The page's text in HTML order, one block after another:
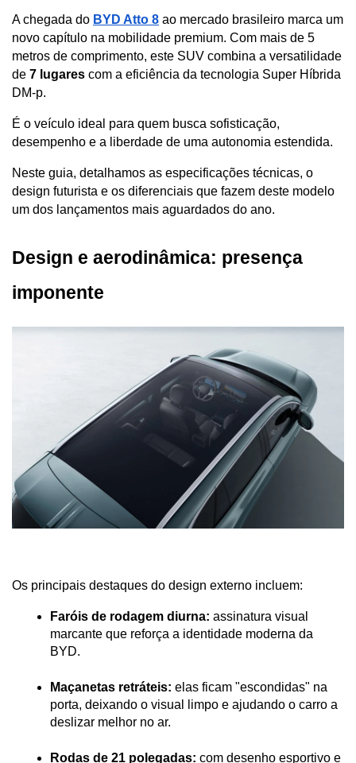
A chegada do BYD Atto 8 ao mercado brasileiro marca um
novo capítulo na mobilidade premium. Com mais de 5
metros de comprimento, este SUV combina a versatilidade
de 7 lugares com a eficiência da tecnologia Super Híbrida
DM-p.
É o veículo ideal para quem busca sofisticação,
desempenho e a liberdade de uma autonomia estendida.
Neste guia, detalhamos as especificações técnicas, o
design futurista e os diferenciais que fazem deste modelo
um dos lançamentos mais aguardados do ano.
Design e aerodinâmica: presença
imponente
Os principais destaques do design externo incluem:
Faróis de rodagem diurna: assinatura visual
marcante que reforça a identidade moderna da
BYD.
Maçanetas retráteis: elas ficam "escondidas" na
porta, deixando o visual limpo e ajudando o carro a
deslizar melhor no ar.
Rodas de 21 polegadas: com desenho esportivo e